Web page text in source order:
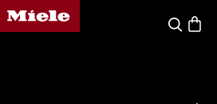
Mieles hemsida
Sök